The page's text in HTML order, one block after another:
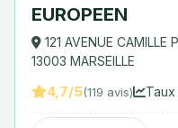
EUROPEEN
121 AVENUE CAMILLE
13003 MARSEILLE
4,7/5(119 avis)